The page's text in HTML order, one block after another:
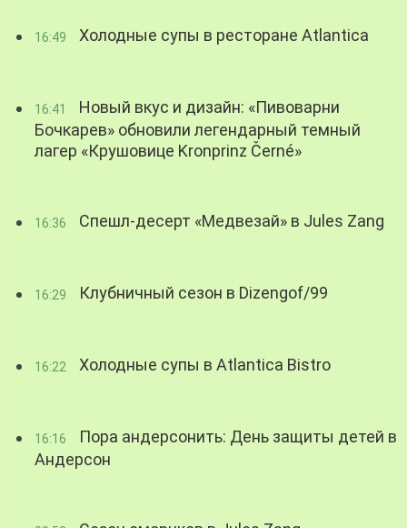
16:49 Холодные супы в ресторане Atlantica
16:41
Новый вкус и дизайн: «Пивоварни
Бочкарев» обновили легендарный темный
лагер «Крушовице Kronprinz Černé»
16:36 Спешл-десерт «Медвезай» в Jules Zang
16:29 Клубничный сезон в Dizengof/99
16:22 Холодные супы в Atlantica Bistro
16:16
Пора андерсонить: День защиты детей в
Андерсон